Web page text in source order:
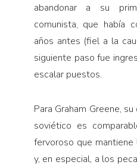
abandonar a su
comunista, que había
años antes (fiel a la
siguiente paso fue
escalar puestos.
Para Graham Greene,
soviético es
fervoroso que
y, en especial, a los